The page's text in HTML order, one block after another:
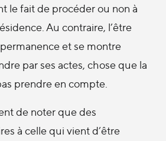
le fait de procéder ou non à
Au contraire, l’être
et se montre
par ses actes, chose que la
prendre en compte.
de noter que des
à celle qui vient d’être